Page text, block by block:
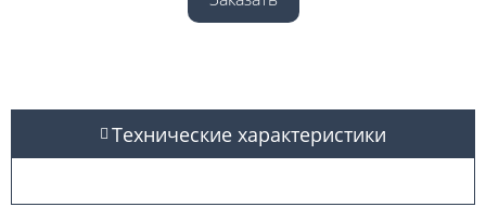
Технические характеристики